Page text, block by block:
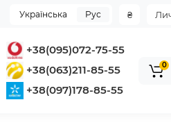
₴
Українська Рус
+38(095)072-75-55
+38(063)211-85-55
+38(097)178-85-55
0